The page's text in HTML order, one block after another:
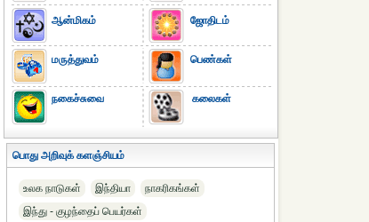
ஆன்மிகம்
மருத்துவம்
நகைச்சுவை
ஜோதிடம்
பெண்கள்
கலைகள்
பொது அறிவுக் களஞ்சியம்
உலக நாடுகள் இந்தியா
நாகரிகங்கள்
இந்து - குழந்தைப் பெயர்கள்